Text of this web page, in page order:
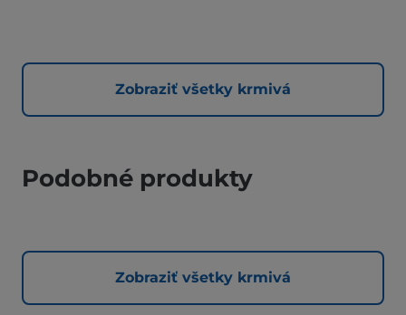
Zobraziť všetky krmivá
Podobné produkty
Zobraziť všetky krmivá